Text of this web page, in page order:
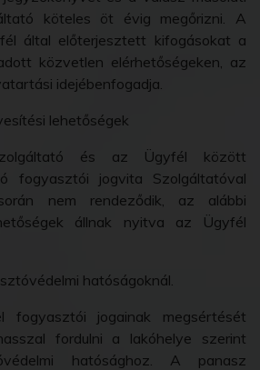
köteles öt évig megőrizni. A
által előterjesztett kifogásokat a
közvetlen elérhetőségeken, az
idejébenfogadja.
lehetőségek
és az Ügyfél között
fogyasztói jogvita Szolgáltatóval
nem rendeződik, az alábbi
állnak nyitva az Ügyfél
hatóságoknál.
fogyasztói jogainak megsértését
fordulni a lakóhelye szerint
hatósághoz. A panasz